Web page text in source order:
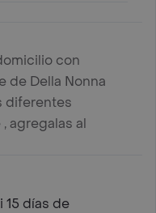
con
de Della Nonna
diferentes
agregalas al
15 días de